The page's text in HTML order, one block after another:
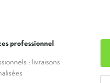
professionnel
: livraisons